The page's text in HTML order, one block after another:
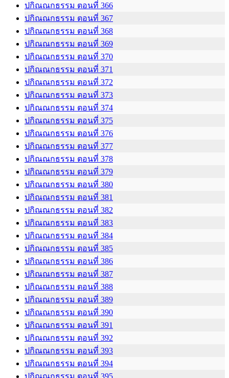
ปกิณณกธรรม ตอนที่ 366
ปกิณณกธรรม ตอนที่ 367
ปกิณณกธรรม ตอนที่ 368
ปกิณณกธรรม ตอนที่ 369
ปกิณณกธรรม ตอนที่ 370
ปกิณณกธรรม ตอนที่ 371
ปกิณณกธรรม ตอนที่ 372
ปกิณณกธรรม ตอนที่ 373
ปกิณณกธรรม ตอนที่ 374
ปกิณณกธรรม ตอนที่ 375
ปกิณณกธรรม ตอนที่ 376
ปกิณณกธรรม ตอนที่ 377
ปกิณณกธรรม ตอนที่ 378
ปกิณณกธรรม ตอนที่ 379
ปกิณณกธรรม ตอนที่ 380
ปกิณณกธรรม ตอนที่ 381
ปกิณณกธรรม ตอนที่ 382
ปกิณณกธรรม ตอนที่ 383
ปกิณณกธรรม ตอนที่ 384
ปกิณณกธรรม ตอนที่ 385
ปกิณณกธรรม ตอนที่ 386
ปกิณณกธรรม ตอนที่ 387
ปกิณณกธรรม ตอนที่ 388
ปกิณณกธรรม ตอนที่ 389
ปกิณณกธรรม ตอนที่ 390
ปกิณณกธรรม ตอนที่ 391
ปกิณณกธรรม ตอนที่ 392
ปกิณณกธรรม ตอนที่ 393
ปกิณณกธรรม ตอนที่ 394
ปกิณณกธรรม ตอนที่ 395